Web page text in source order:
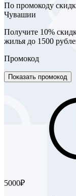
По промокоду
Чувашии
Получите 10%
жилья до 1500
Промокод
Показать промокод
5000₽